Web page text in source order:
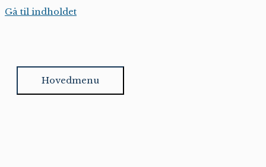
Gå til indholdet
Hovedmenu